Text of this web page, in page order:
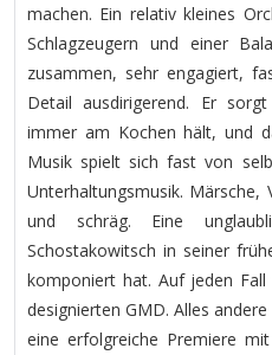
machen. Ein relativ kleines
Schlagzeugern und einer
zusammen, sehr engagiert,
Detail ausdirigerend. Er
immer am Kochen hält, und
Musik spielt sich fast von
Unterhaltungsmusik. Märsche,
und schräg. Eine
Schostakowitsch in seiner
komponiert hat. Auf jeden
designierten GMD. Alles
eine erfolgreiche Premiere